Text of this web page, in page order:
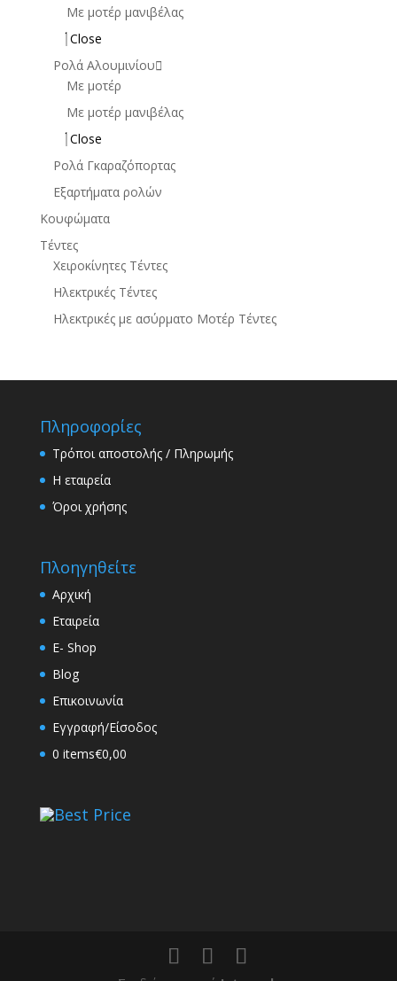
Με μοτέρ μανιβέλας
Close
Ρολά Αλουμινίου
Με μοτέρ
Με μοτέρ μανιβέλας
Close
Ρολά Γκαραζόπορτας
Εξαρτήματα ρολών
Κουφώματα
Τέντες
Χειροκίνητες Τέντες
Ηλεκτρικές Τέντες
Ηλεκτρικές με ασύρματο Μοτέρ Τέντες
Πληροφορίες
Τρόποι αποστολής / Πληρωμής
Η εταιρεία
Όροι χρήσης
Πλοηγηθείτε
Αρχική
Εταιρεία
E- Shop
Blog
Επικοινωνία
Εγγραφή/Είσοδος
0 items€0,00
Best Price